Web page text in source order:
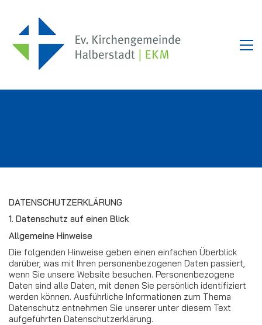
DATENSCHUTZERKLÄRUNG
1. Datenschutz auf einen Blick
Allgemeine Hinweise
Die folgenden Hinweise geben einen einfachen Überblick
darüber, was mit Ihren personenbezogenen Daten passiert,
wenn Sie unsere Website besuchen. Personenbezogene
Daten sind alle Daten, mit denen Sie persönlich identifiziert
werden können. Ausführliche Informationen zum Thema
Datenschutz entnehmen Sie unserer unter diesem Text
aufgeführten Datenschutzerklärung.